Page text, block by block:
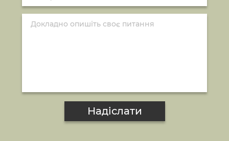
Надіслати